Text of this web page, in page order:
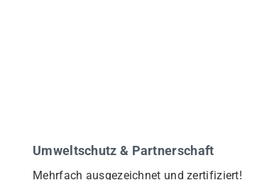
Umweltschutz & Partnerschaft
Mehrfach ausgezeichnet und zertifiziert!